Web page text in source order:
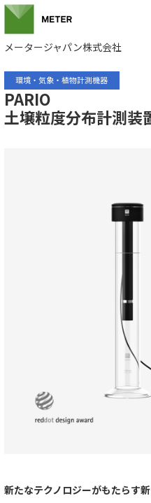
メータージャパン株式会社
環境・気象・植物計測機器
PARIO
土壌粒度分布計測装
新たなテクノロジーがもたらす